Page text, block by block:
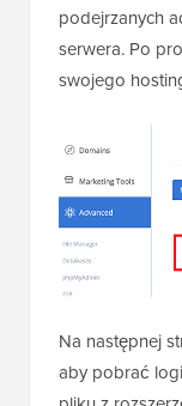
przypadków.
Krok 1:
atakowania
Najłatwiejszym
podejrzanych
swojego